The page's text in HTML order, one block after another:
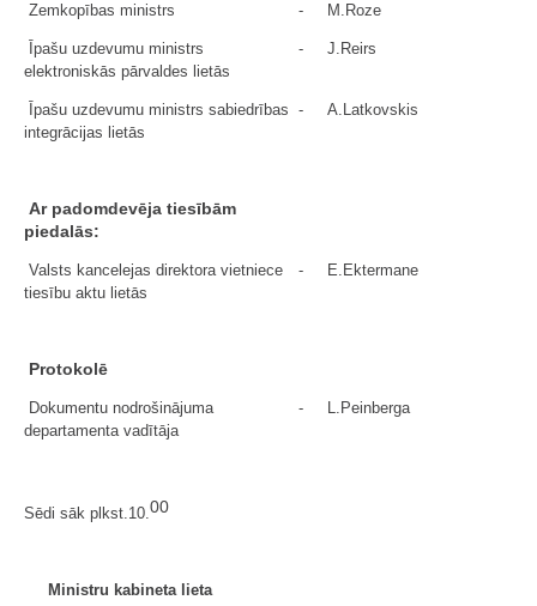
Zemkopības ministrs - M.Roze
Īpašu uzdevumu ministrs
elektroniskās pārvaldes lietās
- J.Reirs
Īpašu uzdevumu ministrs sabiedrības
integrācijas lietās
- A.Latkovskis
Ar padomdevēja tiesībām
piedalās:
Valsts kancelejas direktora vietniece
tiesību aktu lietās
- E.Ektermane
Protokolē
Dokumentu nodrošinājuma
departamenta vadītāja
Sēdi sāk plkst.10.00
- L.Peinberga
Ministru kabineta lieta